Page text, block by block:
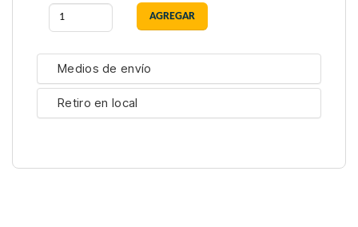
Medios de envío
Retiro en local